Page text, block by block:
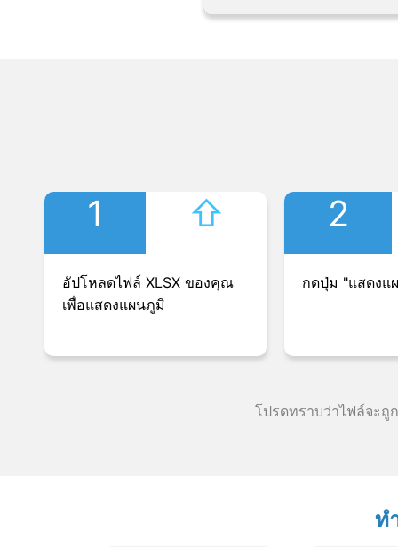
1 ⇧︎
อัปโหลดไฟล์ XLSX ของคุณ
เพื่อแสดงแผนภูมิ
2
กดปุ่ม "แสดงแ
โปรดทราบว่าไฟล์จะถู
ท